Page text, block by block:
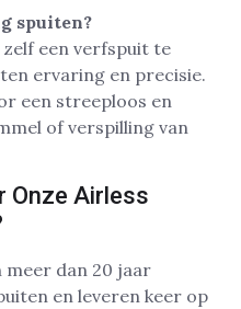
spuiten?
een verfspuit te
ervaring en precisie.
een streeploos en
of verspilling van
Onze Airless
meer dan 20 jaar
en leveren keer op